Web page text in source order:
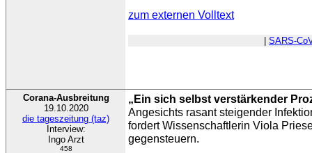
zum externen Volltext
SARS-
Corana-Ausbreitung
19.10.2020
die tageszeitung (taz)
Interview:
Ingo Arzt
458
„Ein sich selbst verstärkender
Angesichts rasant steigender
fordert Wissenschaftlerin Viola
gegensteuern.